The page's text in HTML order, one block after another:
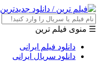
☰ منوی فیلم ترین
دانلود فیلم ایرانی
دانلود سریال ایرانی